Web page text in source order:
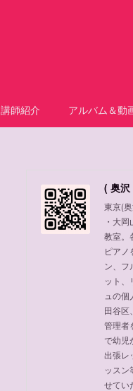
講師紹介 アルバム＆動
東京(
・大
教室。
ピアノ
ン、フ
ット、
ュの
田谷区
管理者
で幼児
出張レ
ッスン
せてい